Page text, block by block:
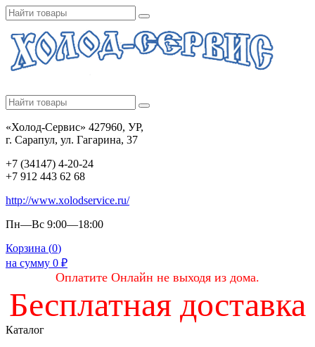
«Холод-Сервис» 427960, УР,
г. Сарапул, ул. Гагарина, 37
+7 (34147) 4-20-24
+7 912 443 62 68
http://www.xolodservice.ru/
Пн—Вс 9:00—18:00
Корзина (0)
на сумму 0 ₽
Оплатите Онлайн не выходя из дома.
Бесплатная доставка
Каталог